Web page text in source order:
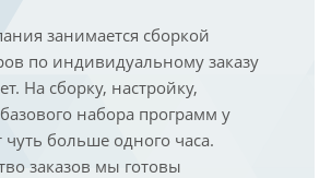
занимается сборкой
по индивидуальному заказу
На сборку, настройку,
набора программ у
чуть больше одного часа.
заказов мы готовы